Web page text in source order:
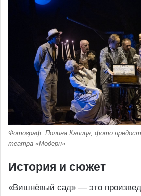
Фотограф: Полина Капица, фото
театра «Модерн»
История и сюжет
«Вишнёвый сад» — это